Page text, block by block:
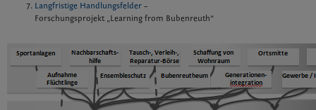
Langfristige Handlungsfelder –
Forschungsprojekt „Learning from Bubenreuth“